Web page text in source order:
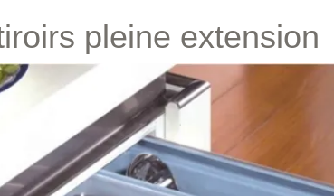
pleine extension